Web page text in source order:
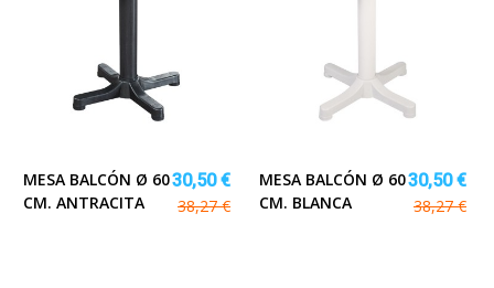
MESA BALCÓN Ø 60
CM. ANTRACITA
30,50 €
38,27 €
MESA BALCÓN Ø 60
CM. BLANCA
30,50 €
38,27 €